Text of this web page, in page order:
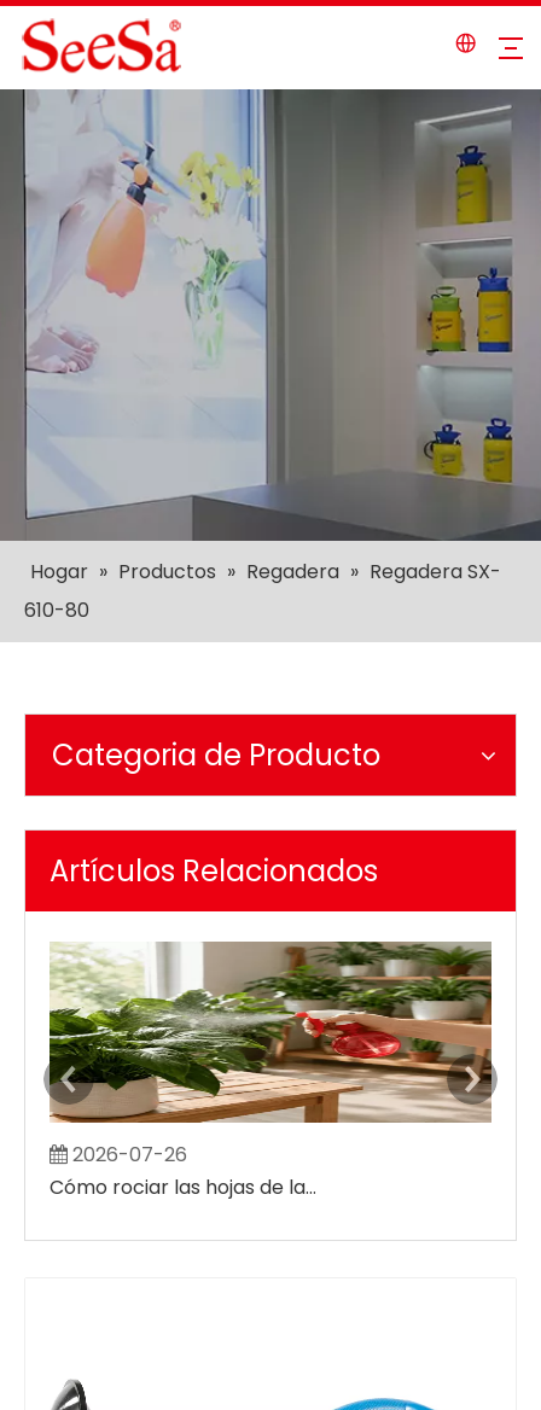
Hogar » Productos » Regadera » Regadera SX-
610-80
Categoria de Producto
Artículos Relacionados
2026-07-26
Cómo rociar las hojas de las plantas sin crear grandes manchas húmedas